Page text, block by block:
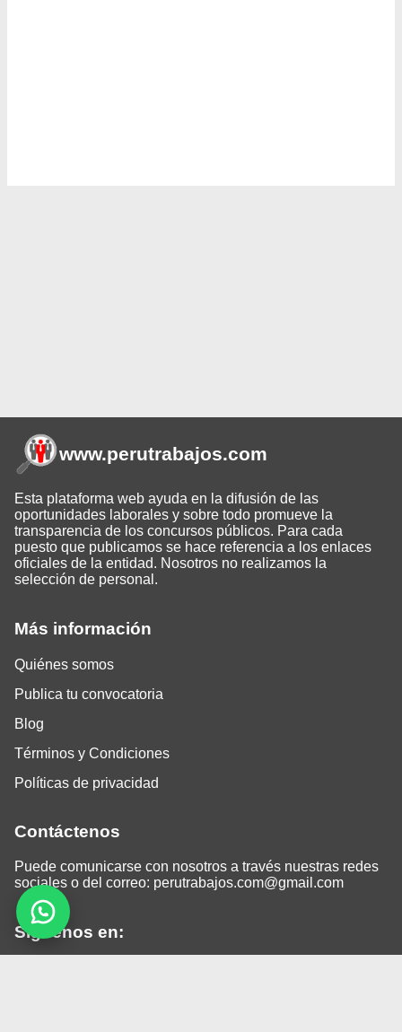
Más información
Quiénes somos
Publica tu convocatoria
Blog
Términos y Condiciones
Políticas de privacidad
Contáctenos
Puede comunicarse con nosotros a través nuestras redes
sociales o del correo: perutrabajos.com@gmail.com
Siguenos en:
www.perutrabajos.com
Esta plataforma web ayuda en la difusión de las
oportunidades laborales y sobre todo promueve la
transparencia de los concursos públicos. Para cada
puesto que publicamos se hace referencia a los enlaces
oficiales de la entidad. Nosotros no realizamos la
selección de personal.